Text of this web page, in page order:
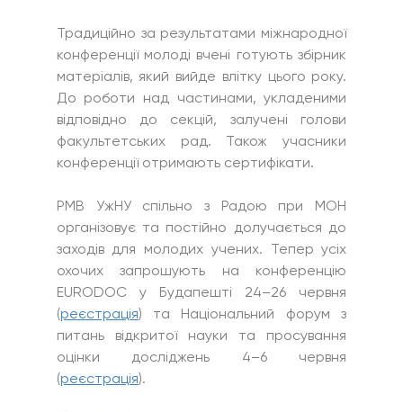
Традиційно за результатами міжнародної
конференції молоді вчені готують збірник
матеріалів, який вийде влітку цього року.
До роботи над частинами, укладеними
відповідно до секцій, залучені голови
факультетських рад. Також учасники
конференції отримають сертифікати.
РМВ УжНУ спільно з Радою при МОН
організовує та постійно долучається до
заходів для молодих учених. Тепер усіх
охочих запрошують на конференцію
EURODOC у Будапешті 24–26 червня
(реєстрація) та Національний форум з
питань відкритої науки та просування
оцінки досліджень 4–6 червня
(реєстрація).